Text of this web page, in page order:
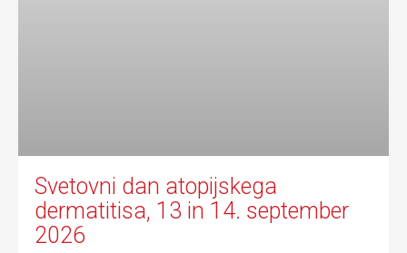
Svetovni dan atopijskega
dermatitisa, 13 in 14. september
2026